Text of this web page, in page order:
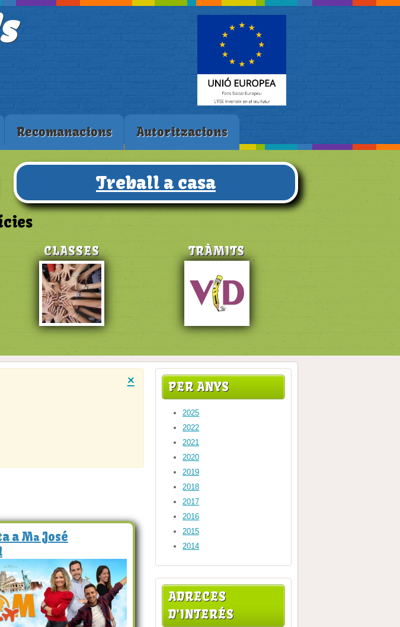
Recomanacions Autoritzacions
Treball a casa
CLASSES TRÀMITS
×
a Mª José
PER ANYS
2025
2022
2021
2020
2019
2018
2017
2016
2015
2014
ADRECES
D'INTERÉS